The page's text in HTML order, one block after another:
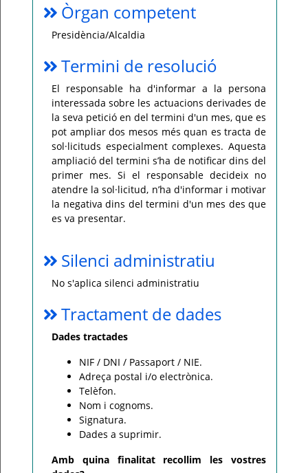
Òrgan competent
Presidència/Alcaldia
Termini de resolució
El responsable ha d'informar a la persona
interessada sobre les actuacions derivades de
la seva petició en del termini d'un mes, que es
pot ampliar dos mesos més quan es tracta de
sol·licituds especialment complexes. Aquesta
ampliació del termini s’ha de notificar dins del
primer mes. Si el responsable decideix no
atendre la sol·licitud, n’ha d'informar i motivar
la negativa dins del termini d'un mes des que
es va presentar.
Silenci administratiu
No s'aplica silenci administratiu
Tractament de dades
Dades tractades
NIF / DNI / Passaport / NIE.
Adreça postal i/o electrònica.
Telèfon.
Nom i cognoms.
Signatura.
Dades a suprimir.
Amb quina finalitat recollim les vostres